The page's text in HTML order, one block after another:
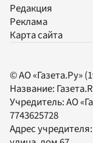
Редакция
Реклама
Карта сайта
© АО «Газета.Ру»
Название:
Учредитель:АО
7743625728
Адрес